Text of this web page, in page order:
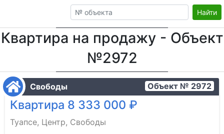
Найти
Квартира на продажу - Объект
№2972
Свободы Объект № 2972
Квартира 8 333 000 ₽
Туапсе, Центр, Свободы